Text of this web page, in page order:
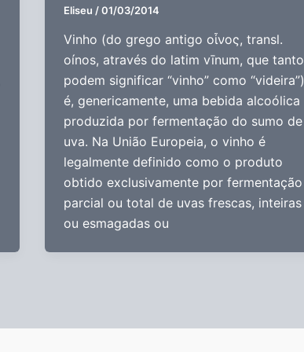
Eliseu /01/03/2014
Vinho (do grego antigo οἶνος, transl.
oínos, através do latim vīnum, que tanto
podem significar “vinho” como “videira”)
é, genericamente, uma bebida alcoólica
produzida por fermentação do sumo de
uva. Na União Europeia, o vinho é
legalmente definido como o produto
obtido exclusivamente por fermentação
parcial ou total de uvas frescas, inteiras
ou esmagadas ou